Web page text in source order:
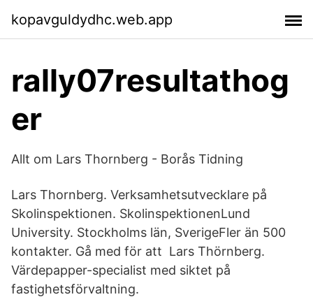
kopavguldydhc.web.app
rally07resultathog
er
Allt om Lars Thornberg - Borås Tidning
Lars Thornberg. Verksamhetsutvecklare på
Skolinspektionen. SkolinspektionenLund
University. Stockholms län, SverigeFler än 500
kontakter. Gå med för att Lars Thörnberg.
Värdepapper-specialist med siktet på
fastighetsförvaltning.